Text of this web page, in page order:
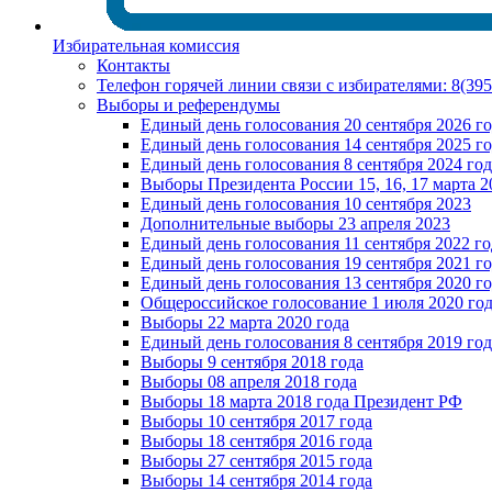
Избирательная комиссия
Контакты
Телефон горячей линии связи с избирателями:
Выборы и референдумы
Единый день голосования 20 сентября 2026
Единый день голосования 14 сентября 2025
Единый день голосования 8 сентября 2024
Выборы Президента России 15, 16, 17 марта
Единый день голосования 10 сентября 2023
Дополнительные выборы 23 апреля 2023
Единый день голосования 11 сентября 2022
Единый день голосования 19 сентября 2021
Единый день голосования 13 сентября 2020
Общероссийское голосование 1 июля 2020
Выборы 22 марта 2020 года
Единый день голосования 8 сентября 2019
Выборы 9 сентября 2018 года
Выборы 08 апреля 2018 года
Выборы 18 марта 2018 года Президент РФ
Выборы 10 сентября 2017 года
Выборы 18 сентября 2016 года
Выборы 27 сентября 2015 года
Выборы 14 сентября 2014 года